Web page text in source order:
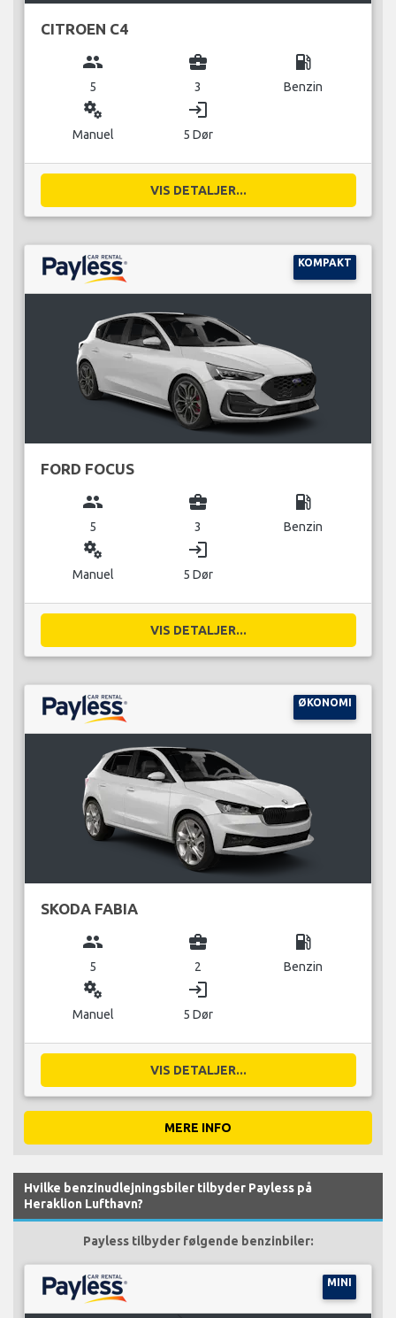
CITROEN C4
group
5
business_center
3
local_gas_station
Benzin
miscellaneous_services
Manuel
login
5 Dør
VIS DETALJER...
KOMPAKT
FORD FOCUS
group
5
business_center
3
local_gas_station
Benzin
miscellaneous_services
Manuel
login
5 Dør
VIS DETALJER...
ØKONOMI
SKODA FABIA
group
5
business_center
2
local_gas_station
Benzin
miscellaneous_services
Manuel
login
5 Dør
VIS DETALJER...
MERE INFO
Hvilke benzinudlejningsbiler tilbyder Payless på
Heraklion Lufthavn?
Payless tilbyder følgende benzinbiler:
MINI